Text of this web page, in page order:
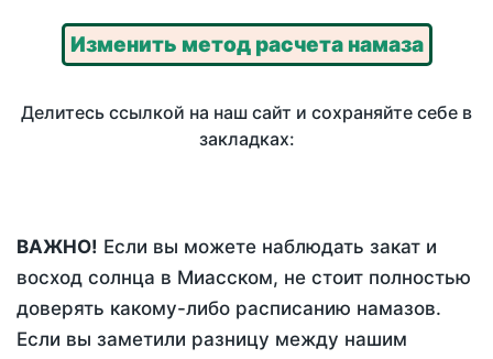
Изменить метод расчета намаза
Делитесь ссылкой на наш сайт и сохраняйте себе в
закладках:
ВАЖНО! Если вы можете наблюдать закат и
восход солнца в Миасском, не стоит полностью
доверять какому-либо расписанию намазов.
Если вы заметили разницу между нашим